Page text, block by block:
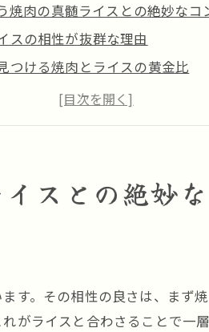
焼肉の真髄ライスとの絶妙なコ
スの相性が抜群な理由
つける焼肉とライスの黄金比
き立てる焼肉の旨味を探求
なライスの選び方とその秘密
能する焼肉の真髄とライスの魔法
焼肉の香り黒川駅の魅力を探る
もたらす究極の香り
ことで変わる焼肉の風味
スとの絶妙
す。その相性の良さは、まず
がライスと合わさることで一